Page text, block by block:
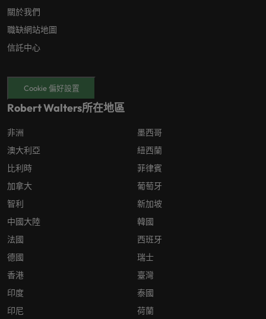
關於我們
職缺網站地圖
信託中心
Cookie 偏好設置
Robert Walters所在地區
非洲
澳大利亞
比利時
加拿大
智利
中國大陸
法國
德國
香港
印度
印尼
墨西哥
紐西蘭
菲律賓
葡萄牙
新加坡
韓國
西班牙
瑞士
臺灣
泰國
荷蘭